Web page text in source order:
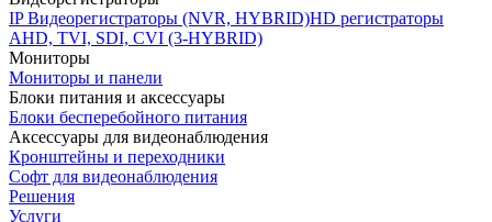
IP Видеорегистраторы (NVR, HYBRID)HD регистраторы
AHD, TVI, SDI, CVI (3-HYBRID)
Мониторы
Мониторы и панели
Блоки питания и аксессуары
Блоки бесперебойного питания
Аксессуары для видеонаблюдения
Кронштейны и переходники
Софт для видеонаблюдения
Решения
Услуги